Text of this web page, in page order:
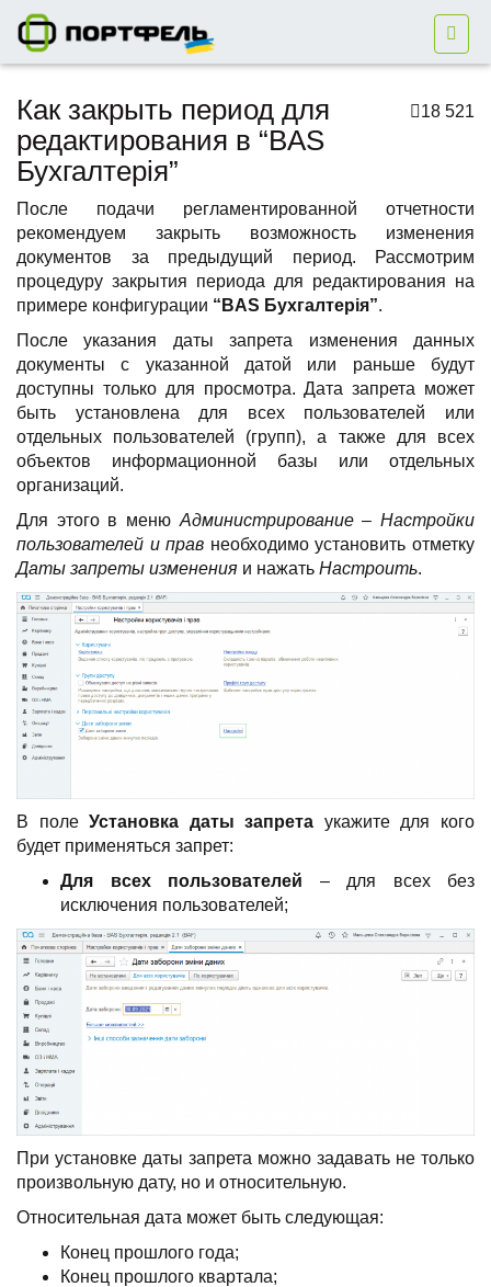
Как закрыть период для
редактирования в “BAS
Бухгалтерія”
18 521
После подачи регламентированной отчетности
рекомендуем закрыть возможность изменения
документов за предыдущий период. Рассмотрим
процедуру закрытия периода для редактирования на
примере конфигурации “BAS Бухгалтерія”.
После указания даты запрета изменения данных
документы с указанной датой или раньше будут
доступны только для просмотра. Дата запрета может
быть установлена для всех пользователей или
отдельных пользователей (групп), а также для всех
объектов информационной базы или отдельных
организаций.
Для этого в меню Администрирование – Настройки
пользователей и прав необходимо установить отметку
Даты запреты изменения и нажать Настроить.
В полеУстановка даты запрета укажите для кого
будет применяться запрет:
Для всех пользователей – для всех без
исключения пользователей;
При установке даты запрета можно задавать не только
произвольную дату, но и относительную.
Относительная дата может быть следующая:
Конец прошлого года;
Конец прошлого квартала;